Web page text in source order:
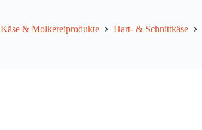
Käse & Molkereiprodukte Hart- & Schnittkäse